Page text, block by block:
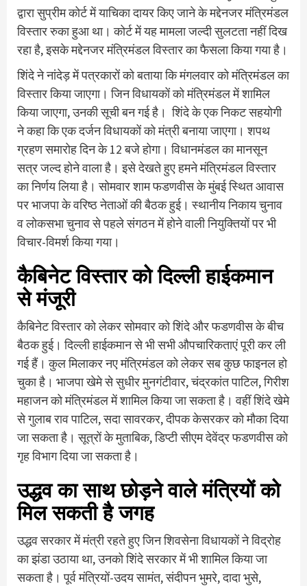
द्वारा सुप्रीम कोर्ट में याचिका दायर किए जाने के मद्देनजर मंत्रिमंडल
विस्तार रुका हुआ था। कोर्ट में यह मामला जल्दी सुलटता नहीं दिख
रहा है, इसके मद्देनजर मंत्रिमंडल विस्तार का फैसला किया गया है।
शिंदे ने नांदेड़ में पत्रकारों को बताया कि मंगलवार को मंत्रिमंडल का
विस्तार किया जाएगा। जिन विधायकों को मंत्रिमंडल में शामिल
किया जाएगा, उनकी सूची बन गई है। शिंदे के एक निकट सहयोगी
ने कहा कि एक दर्जन विधायकों को मंत्री बनाया जाएगा। शपथ
ग्रहण समारोह दिन के 12 बजे होगा। विधानमंडल का मानसून
सत्र जल्द होने वाला है। इसे देखते हुए हमने मंत्रिमंडल विस्तार
का निर्णय लिया है। सोमवार शाम फडणवीस के मुंबई स्थित आवास
पर भाजपा के वरिष्ठ नेताओं की बैठक हुई। स्थानीय निकाय चुनाव
व लोकसभा चुनाव से पहले संगठन में होने वाली नियुक्तियों पर भी
विचार-विमर्श किया गया।
कैबिनेट विस्तार को दिल्ली हाईकमान
से मंजूरी
कैबिनेट विस्तार को लेकर सोमवार को शिंदे और फडणवीस के बीच
बैठक हुई। दिल्ली हाईकमान से भी सभी औपचारिकताएं पूरी कर ली
गई हैं। कुल मिलाकर नए मंत्रिमंडल को लेकर सब कुछ फाइनल हो
चुका है। भाजपा खेमे से सुधीर मुनगंटीवार, चंद्रकांत पाटिल, गिरीश
महाजन को मंत्रिमंडल में शामिल किया जा सकता है। वहीं शिंदे खेमे
से गुलाब राव पाटिल, सदा सावरकर, दीपक केसरकर को मौका दिया
जा सकता है। सूत्रों के मुताबिक, डिप्टी सीएम देवेंद्र फडणवीस को
गृह विभाग दिया जा सकता है।
उद्धव का साथ छोड़ने वाले मंत्रियों को
मिल सकती है जगह
उद्धव सरकार में मंत्री रहते हुए जिन शिवसेना विधायकों ने विद्रोह
का झंडा उठाया था, उनको शिंदे सरकार में भी शामिल किया जा
सकता है। पूर्व मंत्रियों-उदय सामंत, संदीपन भुमरे, दादा भुसे,